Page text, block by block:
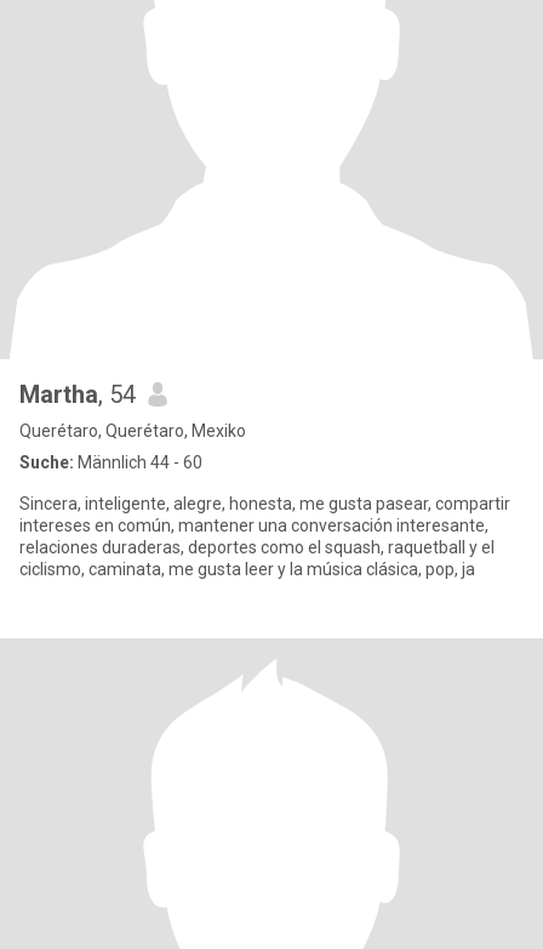
Martha, 54
Querétaro, Querétaro, Mexiko
Suche: Männlich 44 - 60
Sincera, inteligente, alegre, honesta, me gusta pasear, compartir
intereses en común, mantener una conversación interesante,
relaciones duraderas, deportes como el squash, raquetball y el
ciclismo, caminata, me gusta leer y la música clásica, pop, ja